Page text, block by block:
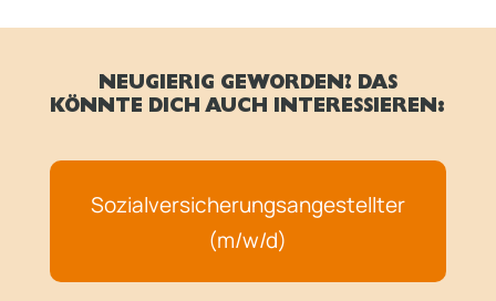
NEUGIERIG GEWORDEN? DAS
KÖNNTE DICH AUCH INTERESSIEREN:
Sozialversicherungsangestellter
(m/w/d)